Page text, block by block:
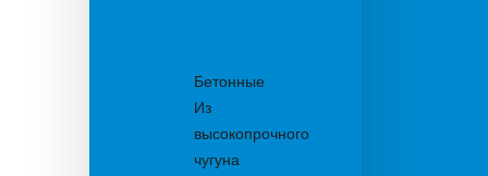
Бетонные
Из
высокопрочного
чугуна